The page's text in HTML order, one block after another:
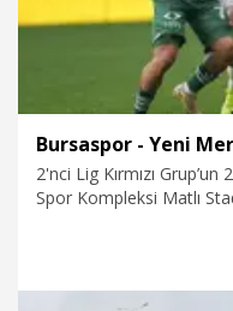
Bursaspor - Yeni
2'nci Lig Kırmızı
Spor Kompleksi Matlı